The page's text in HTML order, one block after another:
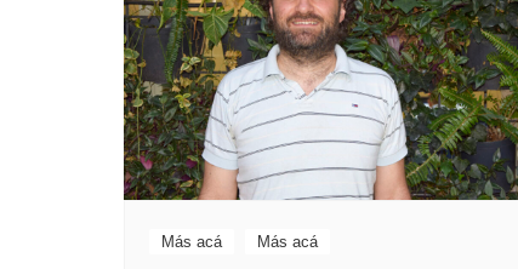
Más acá Más acá